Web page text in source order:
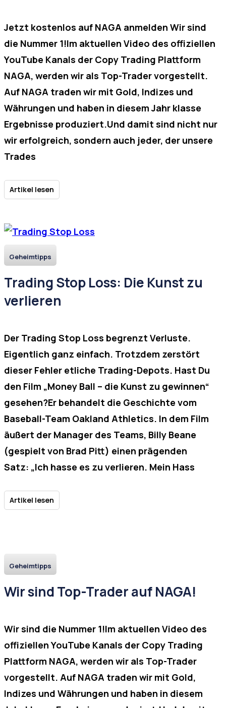
Jetzt kostenlos auf NAGA anmelden Wir sind
die Nummer 1!Im aktuellen Video des offiziellen
YouTube Kanals der Copy Trading Plattform
NAGA, werden wir als Top-Trader vorgestellt.
Auf NAGA traden wir mit Gold, Indizes und
Währungen und haben in diesem Jahr klasse
Ergebnisse produziert.Und damit sind nicht nur
wir erfolgreich, sondern auch jeder, der unsere
Trades
Artikel lesen
Geheimtipps
Trading Stop Loss: Die Kunst zu
verlieren
Der Trading Stop Loss begrenzt Verluste.
Eigentlich ganz einfach. Trotzdem zerstört
dieser Fehler etliche Trading-Depots. Hast Du
den Film „Money Ball – die Kunst zu gewinnen“
gesehen?Er behandelt die Geschichte vom
Baseball-Team Oakland Athletics. In dem Film
äußert der Manager des Teams, Billy Beane
(gespielt von Brad Pitt) einen prägenden
Satz: „Ich hasse es zu verlieren. Mein Hass
Artikel lesen
Geheimtipps
Wir sind Top-Trader auf NAGA!
Wir sind die Nummer 1!Im aktuellen Video des
offiziellen YouTube Kanals der Copy Trading
Plattform NAGA, werden wir als Top-Trader
vorgestellt. Auf NAGA traden wir mit Gold,
Indizes und Währungen und haben in diesem